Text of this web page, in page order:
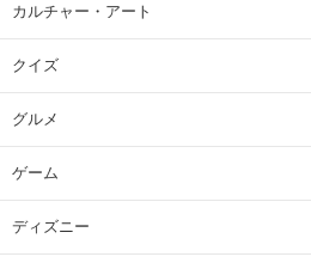
カルチャー・アート
クイズ
グルメ
ゲーム
ディズニー